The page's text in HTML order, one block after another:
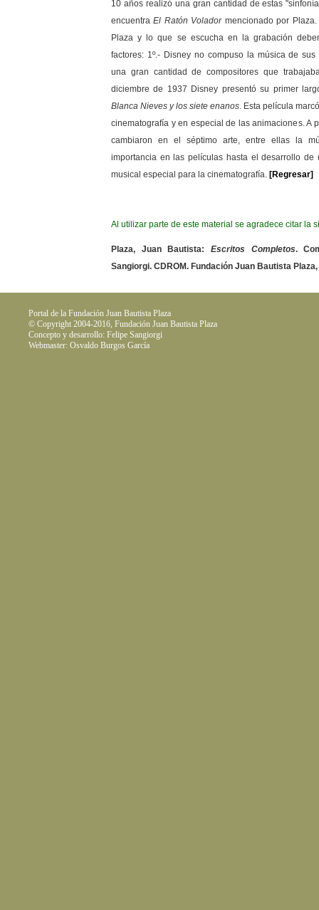
10 años realizó una gran cantidad de estas
encuentraEl Ratón Voladormencionado por
Plaza y lo que se escucha en la grabación
factores: 1º.- Disney no compuso la música de
una gran cantidad de compositores que
diciembre de 1937 Disney presentó su primer
Blanca Nieves y los siete enanos. Esta película
cinematografía y en especial de las animaciones. A
cambiaron en el séptimo arte, entre ellas la
importancia en las películas hasta el desarrollo de
musical especial para la cinematografía. [Regresar]
Al utilizar parte de este material se agradece citar la
Plaza, Juan Bautista: Escritos Completos.
Sangiorgi. CDROM. Fundación Juan Bautista
Portal de la Fundación Juan Bautista Plaza
© Copyright 2004-2016, Fundación Juan Bautista Plaza
Concepto y desarrollo: Felipe Sangiorgi
Webmaster: Osvaldo Burgos García